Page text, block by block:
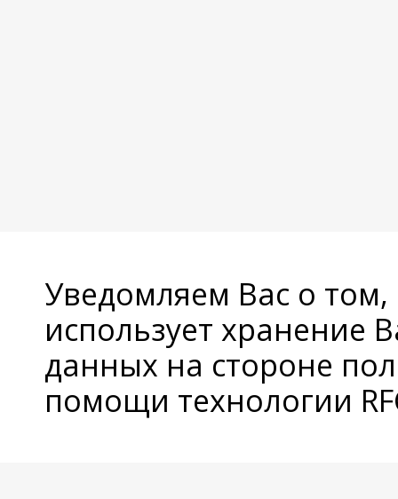
Уведомляем Вас о
использует хранение
данных на стороне
помощи технологии